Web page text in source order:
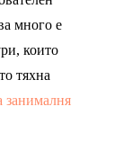
много е
които
тяхна
занималня